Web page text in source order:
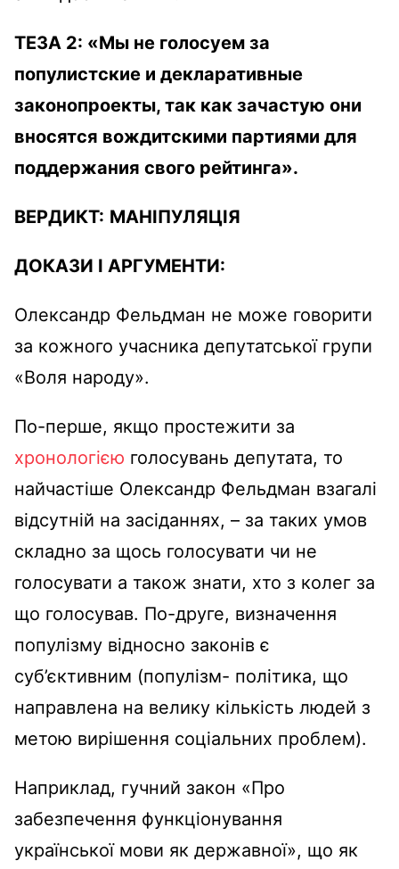
ТЕЗА 2: «Мы не голосуем за
популистские и декларативные
законопроекты, так как зачастую они
вносятся вождитскими партиями для
поддержания свого рейтинга».
ВЕРДИКТ: МАНІПУЛЯЦІЯ
ДОКАЗИ І АРГУМЕНТИ:
Олександр Фельдман не може говорити
за кожного учасника депутатської групи
«Воля народу».
По-перше, якщо простежити за
хронологією голосувань депутата, то
найчастіше Олександр Фельдман взагалі
відсутній на засіданнях, – за таких умов
складно за щось голосувати чи не
голосувати а також знати, хто з колег за
що голосував. По-друге, визначення
популізму відносно законів є
суб’єктивним (популізм- політика, що
направлена на велику кількість людей з
метою вирішення соціальних проблем).
Наприклад, гучний закон «Про
забезпечення функціонування
української мови як державної», що як